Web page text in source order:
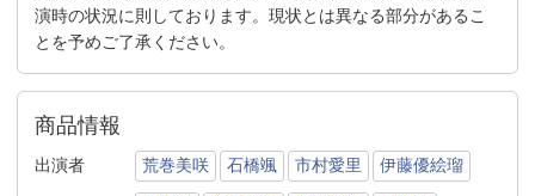
演時の状況に則しております。現状とは異なる部分があるこ
とを予めご了承ください。
商品情報
出演者 荒巻美咲 石橋颯 市村愛里 伊藤優絵瑠